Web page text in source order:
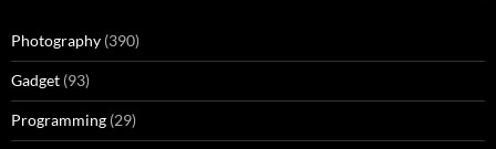
Photography (390)
Gadget (93)
Programming (29)